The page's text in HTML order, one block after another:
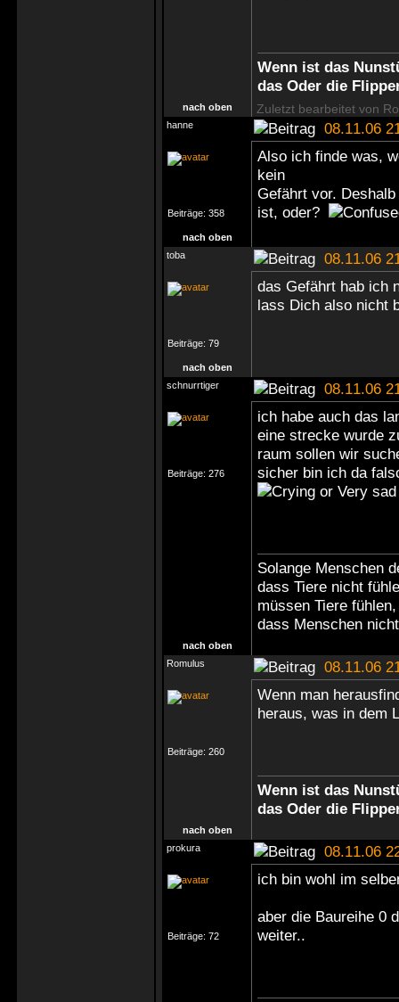
Wenn ist das
das Oder die
nach oben Zuletzt bearbeitet von
hanne 08.11.06
Beiträge: 358
Also ich finde was,
kein
Gefährt vor.
ist, oder?
nach oben
toba
08.11.06
Beiträge: 79
das Gefährt hab ich
lass Dich also nicht
nach oben
schnurrtiger
08.11.06
Beiträge: 276
ich habe auch das
eine strecke wurde
raum sollen wir
sicher bin ich da
Solange Menschen
dass Tiere nicht
müssen Tiere fühlen,
dass Menschen
nach oben
Romulus
08.11.06
Beiträge: 260
Wenn man
heraus, was in dem
Wenn ist das
das Oder die
nach oben
prokura
08.11.06
Beiträge: 72
ich bin wohl im
aber die Baureihe 0
weiter..